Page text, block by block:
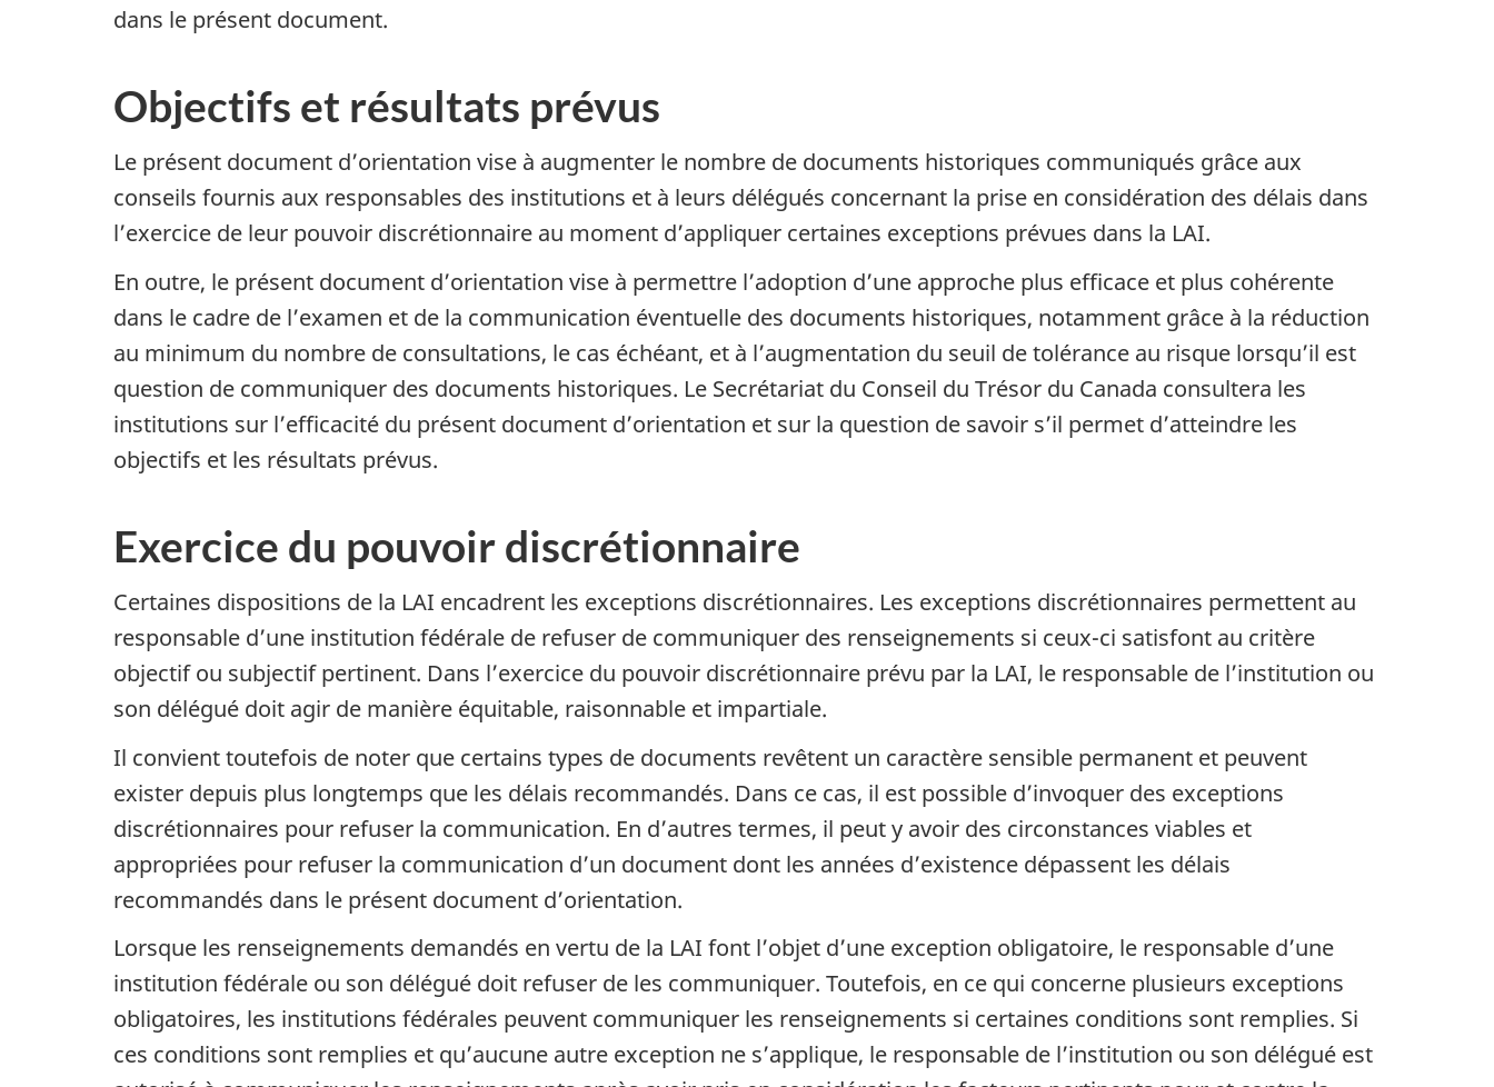
dans le présent document.
Objectifs et résultats prévus
Le présent document d’orientation vise à augmenter le nombre de documents historiques communiqués grâce aux
conseils fournis aux responsables des institutions et à leurs délégués concernant la prise en considération des délais dans
l’exercice de leur pouvoir discrétionnaire au moment d’appliquer certaines exceptions prévues dans la LAI.
En outre, le présent document d’orientation vise à permettre l’adoption d’une approche plus efficace et plus cohérente
dans le cadre de l’examen et de la communication éventuelle des documents historiques, notamment grâce à la réduction
au minimum du nombre de consultations, le cas échéant, et à l’augmentation du seuil de tolérance au risque lorsqu’il est
question de communiquer des documents historiques. Le Secrétariat du Conseil du Trésor du Canada consultera les
institutions sur l’efficacité du présent document d’orientation et sur la question de savoir s’il permet d’atteindre les
objectifs et les résultats prévus.
Exercice du pouvoir discrétionnaire
Certaines dispositions de la LAI encadrent les exceptions discrétionnaires. Les exceptions discrétionnaires permettent au
responsable d’une institution fédérale de refuser de communiquer des renseignements si ceux-ci satisfont au critère
objectif ou subjectif pertinent. Dans l’exercice du pouvoir discrétionnaire prévu par la LAI, le responsable de l’institution ou
son délégué doit agir de manière équitable, raisonnable et impartiale.
Il convient toutefois de noter que certains types de documents revêtent un caractère sensible permanent et peuvent
exister depuis plus longtemps que les délais recommandés. Dans ce cas, il est possible d’invoquer des exceptions
discrétionnaires pour refuser la communication. En d’autres termes, il peut y avoir des circonstances viables et
appropriées pour refuser la communication d’un document dont les années d’existence dépassent les délais
recommandés dans le présent document d’orientation.
Lorsque les renseignements demandés en vertu de la LAI font l’objet d’une exception obligatoire, le responsable d’une
institution fédérale ou son délégué doit refuser de les communiquer. Toutefois, en ce qui concerne plusieurs exceptions
obligatoires, les institutions fédérales peuvent communiquer les renseignements si certaines conditions sont remplies. Si
ces conditions sont remplies et qu’aucune autre exception ne s’applique, le responsable de l’institution ou son délégué est